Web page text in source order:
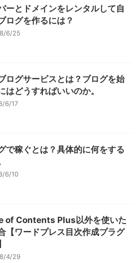
ーとドメインをレンタルして自
ログを作るには？
6/25
ログサービスとは？ブログを始
はどうすればいいのか。
6/17
で稼ぐとは？具体的に何をする
6/10
of Contents Plus以外を使いた
【ワードプレス目次作成プラグ
4/29